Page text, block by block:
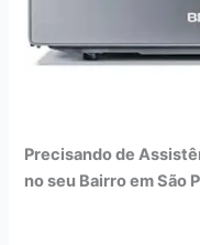
Precisando de
no seu Bairro em São